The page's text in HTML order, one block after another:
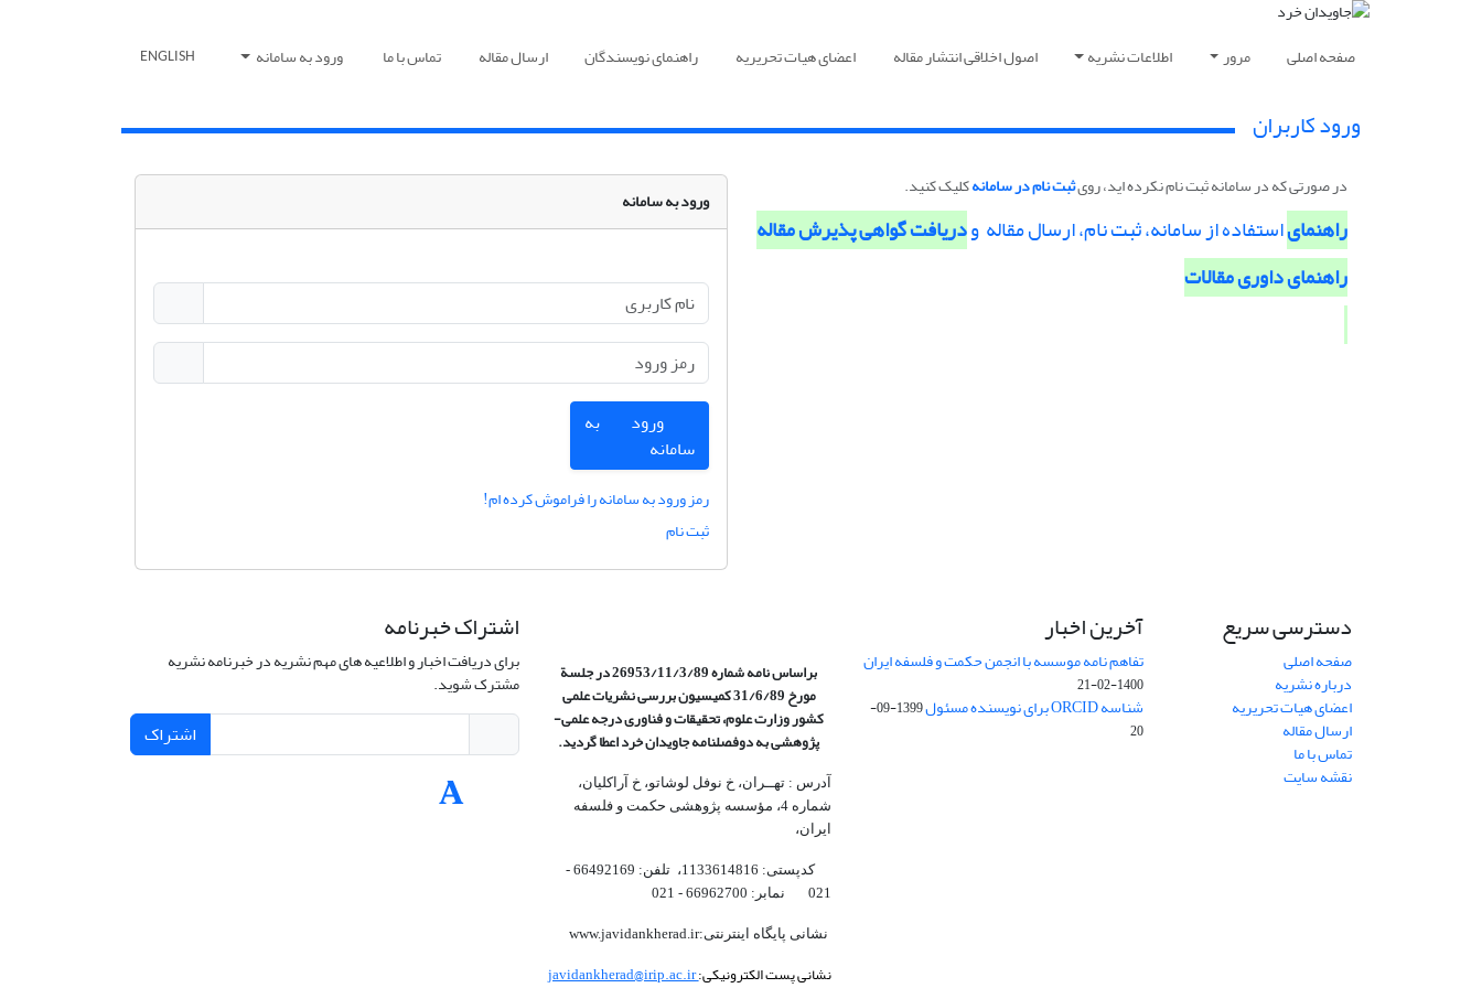
صفحه اصلی مرور اطلاعات نشریه اصول اخلاقی انتشار مقاله اعضای هیات تحریریه راهنمای نویسندگان ارسال مقاله تماس با ما ورود به سامانه ENGLISH
ورود کاربران
در صورتی که در سامانه ثبت نام نکرده اید، رویثبت نام در سامانهکلیک کنید.
راهنمایاستفاده از سامانه، ثبت نام، ارسال مقاله ودریافت گواهی پذیرش مقاله
راهنمای داوری مقالات
ورود به سامانه
ورود به
سامانه
رمز ورود به سامانه را فراموش کرده ام!
ثبت نام
دسترسی سریع
صفحه اصلی
درباره نشریه
اعضای هیات تحریریه
ارسال مقاله
تماس با ما
نقشه سایت
آخرین اخبار
تفاهم نامه موسسه با انجمن حکمت و فلسفه ایران
1400-02-21
شناسه ORCID برای نویسنده مسئول
1399-09-
20
براساس نامه شماره 26953/11/3/89 در جلسة
مورخ 31/6/89 کمیسیون
بررسی نشریات علمی
کشور وزارت علوم، تحقیقات و فناوری درجه علمی‌-
پژوهشیبه دوفصلنامه جاویدان خرد اعطا گردید.
آدرس : تهــران، خ نوفل لوشاتو، خ آراکلیان،
شماره 4،‌ مؤسسه پژوهشی حکمت و فلسفه
ایران،‌
کدپستی: 1133614816، تلفن: 66492169 -
021 نمابر: 66962700 - 021
نشانی پایگاه اینترنتی:www.javidankherad.ir
نشانی پست الکترونیکی:javidankherad@irip.ac.ir
اشتراک خبرنامه
برای دریافت اخبار و اطلاعیه های مهم نشریه در خبرنامه نشریه
مشترک شوید.
اشتراک